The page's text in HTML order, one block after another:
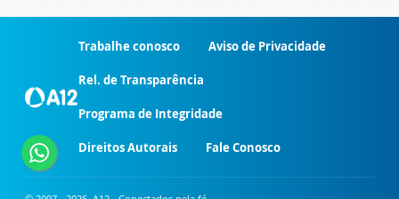
Trabalhe conosco Aviso de Privacidade
Rel. de Transparência
Programa de Integridade
Direitos Autorais Fale Conosco